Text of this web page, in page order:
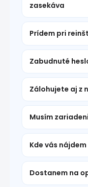
zasekáva
Prídem pri
Zabudnuté
Zálohujete aj z
Musím
Kde vás
Dostanem na